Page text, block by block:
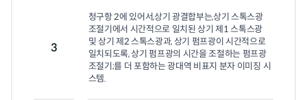
3
청구항 2에 있어서,상기 광결합부는,상기 스톡스광
조절기에서 시간적으로 일치된 상기 제1 스톡스광
및 상기 제2 스톡스광과, 상기 펌프광이 시간적으로
일치되도록, 상기 펌프광의 시간을 조절하는 펌프광
조절기;를 더 포함하는 광대역 비표지 분자 이미징 시
스템.